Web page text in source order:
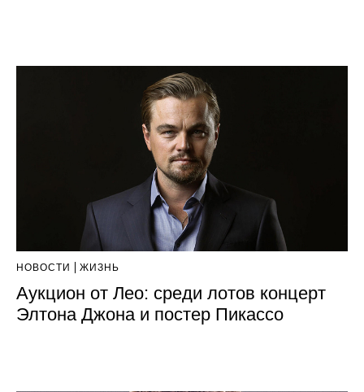
НОВОСТИ ЖИЗНЬ
Аукцион от Лео: среди лотов концерт
Элтона Джона и постер Пикассо